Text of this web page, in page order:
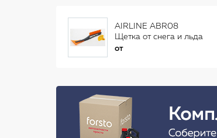
AIRLINE ABR08
Щетка от снега и льда
(34 см)
от